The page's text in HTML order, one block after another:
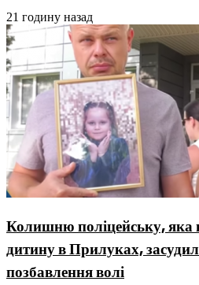
21 годину назад
Колишню поліцейську, яка
дитину в Прилуках,
позбавлення волі